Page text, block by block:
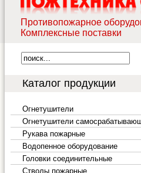
Противопожарное
Комплексные поставки
Каталог продукции
Огнетушители
Огнетушители
Рукава пожарные
Водопенное оборудование
Головки соединительные
Стволы пожарные